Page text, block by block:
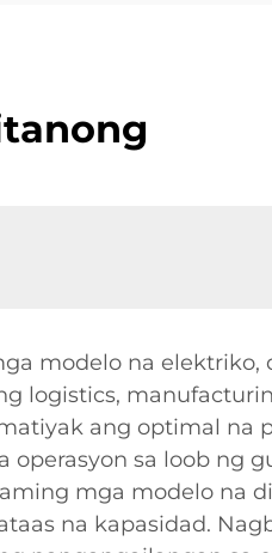
modelo na elektriko,
logistics,
ang optimal na
sa loob ng
mga modelo na
na kapasidad.